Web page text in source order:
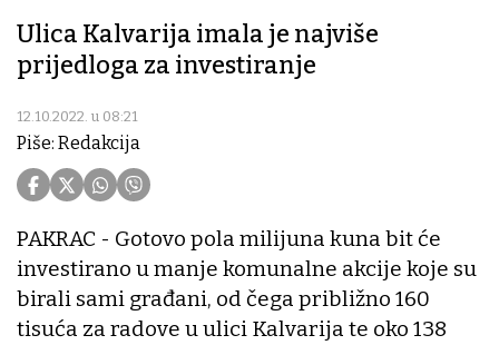
Ulica Kalvarija imala je najviše
prijedloga za investiranje
12.10.2022. u 08:21
Piše: Redakcija
PAKRAC - Gotovo pola milijuna kuna bit će
investirano u manje komunalne akcije koje su
birali sami građani, od čega približno 160
tisuća za radove u ulici Kalvarija te oko 138